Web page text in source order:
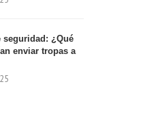
seguridad: ¿Qué
enviar tropas a